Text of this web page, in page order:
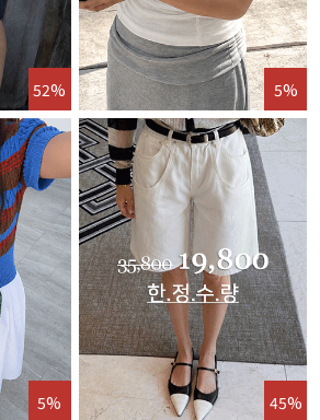
52% 5%
5% 45%